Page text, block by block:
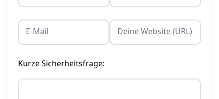
E-Mail Deine Website (URL)
Kurze Sicherheitsfrage: